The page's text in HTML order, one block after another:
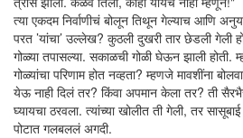
त्या एकदम निर्वाणीचं बोलून तिथून गेल्याच आणि
परत ’यांचा’ उल्लेख? कुठली दुखरी तार छेडली गेली
गोळ्या तपासल्या. सकाळची गोळी घेऊन झाली
गोळ्यांचा परिणाम होत नव्हता? म्हणजे मावशींना
येऊ नाही दिलं तर? किंवा अपमान केला तर? ती
घ्यायचा ठरवला. त्यांच्या खोलीत ती गेली, तर
पोटात गलबललं अगदी.